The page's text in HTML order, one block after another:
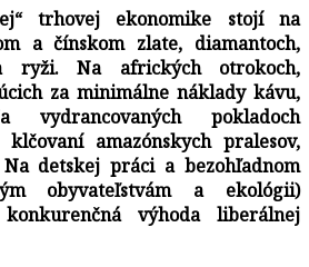
trhovej ekonomike stojí na
a čínskom zlate, diamantoch,
ryži. Na afrických otrokoch,
za minimálne náklady kávu,
pokladoch
amazónskych pralesov,
detskej práci a bezohľadnom
obyvateľstvám a ekológii)
výhoda liberálnej